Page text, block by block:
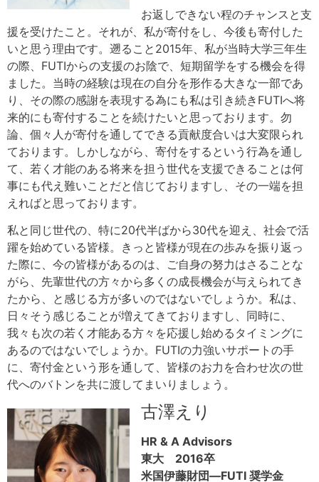
お返しできない程のチャンスと支
援を受けたこと。それが、私が寄付をし、今後も寄付した
いと思う理由です。遡ること2015年、私が当時大学三年生
の際、FUTIからの支援のお陰で、短期留学をする機会を得
ました。当時の経験は現在の自分を形作る大きな一部であ
り、その際の感謝を表現する為にも私は引き続きFUTIへ将
来的にも寄付することを続けたいと思っております。勿
論、個々人が寄付を通してできる貢献度合いは大変限られ
ております。しかしながら、寄付をするという行為を通し
て、若く才能のある将来を担う世代を支援できることは何
事にも代え難いことだと信じておりますし、その一端を担
えればと思っております。
私と同じ世代の、特に20代半ばから30代を迎え、社会で活
躍を始めている皆様。きっと皆様が現在の歩みを振り返っ
た際に、今の皆様があるのは、ご自身の努力はさることな
がら、先輩世代の方々から多くの成長機会が与えられてき
たから、と感じる方が多いのではないでしょうか。私は、
日々そう感じることが増えてきておりますし、同時に、
我々も次の若く才能ある方々を応援し始めるタイミングに
あるのではないでしょうか。FUTIの力強いサポートの手
に、寄付金という形を通して、皆様のお力を合わせ次の世
代へのバトンを共に渡してまいりましょう。
古澤えり
HR & A Advisors
東大 2016卒
米国伊藤財団—FUTI 奨学金